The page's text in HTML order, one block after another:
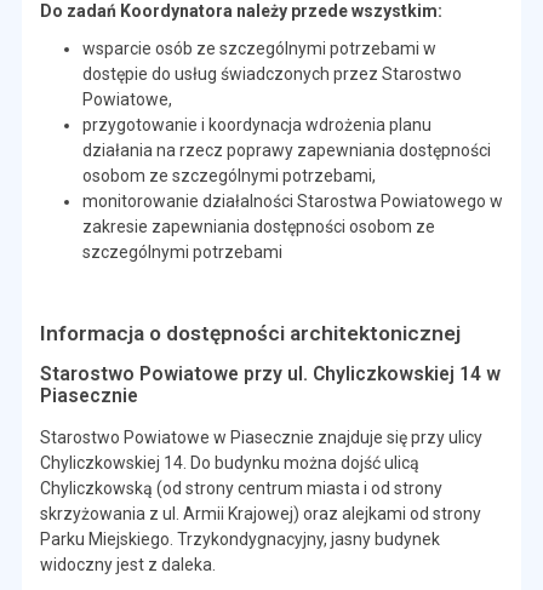
Do zadań Koordynatora należy przede wszystkim:
wsparcie osób ze szczególnymi potrzebami w
dostępie do usług świadczonych przez Starostwo
Powiatowe,
przygotowanie i koordynacja wdrożenia planu
działania na rzecz poprawy zapewniania dostępności
osobom ze szczególnymi potrzebami,
monitorowanie działalności Starostwa Powiatowego w
zakresie zapewniania dostępności osobom ze
szczególnymi potrzebami
Informacja o dostępności architektonicznej
Starostwo Powiatowe przy ul. Chyliczkowskiej 14 w
Piasecznie
Starostwo Powiatowe w Piasecznie znajduje się przy ulicy
Chyliczkowskiej 14. Do budynku można dojść ulicą
Chyliczkowską (od strony centrum miasta i od strony
skrzyżowania z ul. Armii Krajowej) oraz alejkami od strony
Parku Miejskiego. Trzykondygnacyjny, jasny budynek
widoczny jest z daleka.